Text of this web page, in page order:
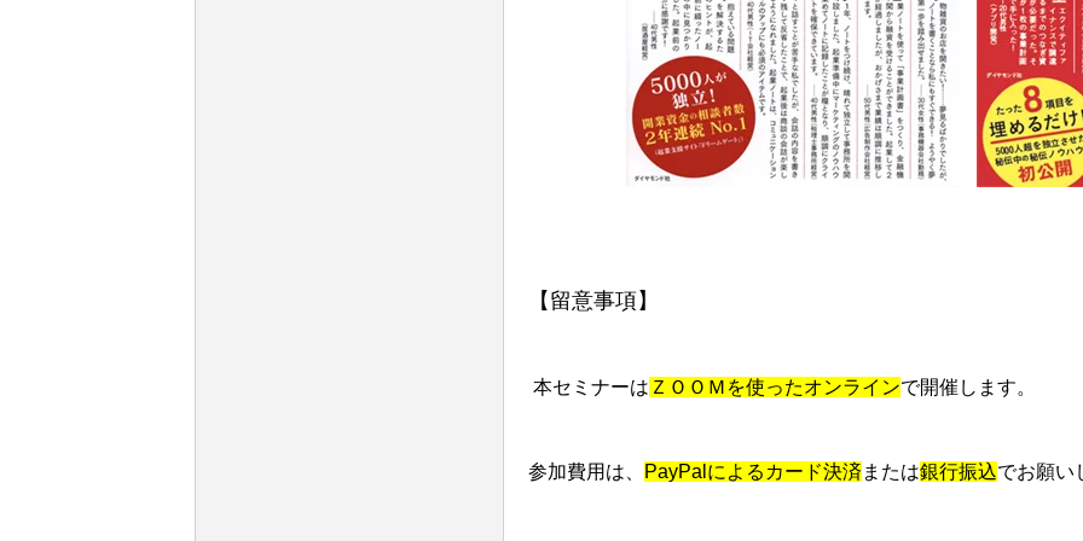
【留意事項】
本セミナーは ＺＯＯＭを使ったオンラインで開催します。
参加費用は、 PayPalによるカード決済 または銀行振込でお願い